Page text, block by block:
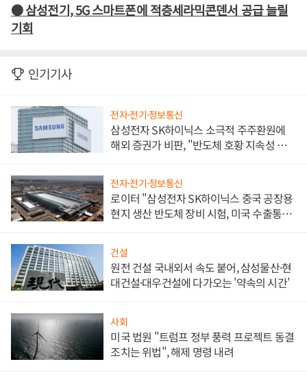
● 삼성전기, 5G 스마트폰에 적층세라믹콘덴서 공급 늘릴
기회
인기기사
전자·전기·정보통신
삼성전자 SK하이닉스 소극적 주주환원에
해외 증권가 비판, "반도체 호황 지속성 의
전자·전기·정보통신
로이터 "삼성전자 SK하이닉스 중국 공장용
현지 생산 반도체 장비 시험, 미국 수출통제
건설
원전 건설 국내외서 속도 붙어, 삼성물산·현
대건설·대우건설에 다가오는 '약속의 시간'
사회
미국 법원 "트럼프 정부 풍력 프로젝트 동결
조치는 위법", 해제 명령 내려